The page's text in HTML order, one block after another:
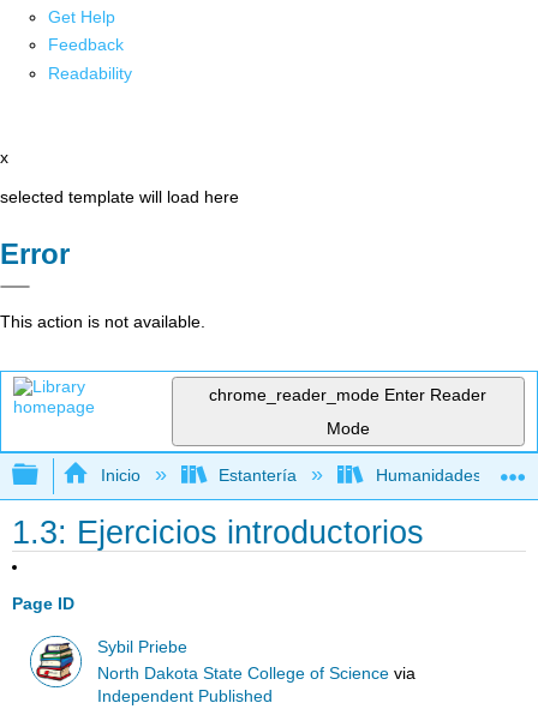
Get Help
Feedback
Readability
x
selected template will load here
Error
This action is not available.
chrome_reader_mode Enter Reader
Mode
Expandir/contraer jerarquía global
Inicio Estantería Humanidades
1.3: Ejercicios introductorios
Page ID
Sybil Priebe
North Dakota State College of Science via
Independent Published